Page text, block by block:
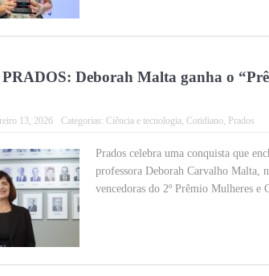
Deborah Malta ganha o
13, 2026 Categorias: Ciência e tecnologia, Cotidiano, Prados
Prados celebra uma conquista que
professora Deborah Carvalho Malta,
vencedoras do 2º Prêmio Mulheres e